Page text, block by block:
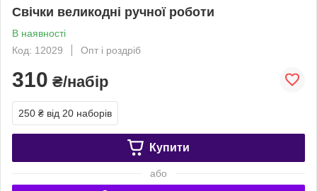
Свічки великодні ручної роботи
В наявності
Код: 12029
Опт і роздріб
310 ₴/набір
250 ₴ від 20 наборів
Купити
або